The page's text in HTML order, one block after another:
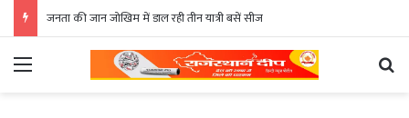
जनता की जान जोखिम में डाल रही तीन यात्री बसें सीज
Menu